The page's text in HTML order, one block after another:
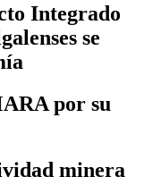
Integrado
se
por su
minera